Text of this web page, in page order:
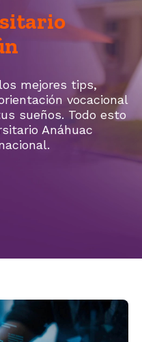
mejores tips,
vocacional
sueños. Todo esto
Anáhuac